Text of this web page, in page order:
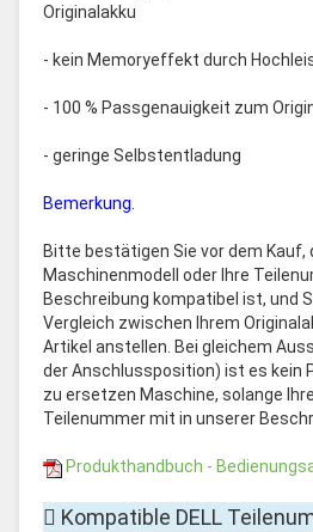
Originalakku
- kein Memoryeffekt durch
- 100 % Passgenauigkeit zum
- geringe Selbstentladung
Bemerkung.
Bitte bestätigen Sie vor dem Kauf,
Maschinenmodell oder Ihre
Beschreibung kompatibel ist, und
Vergleich zwischen Ihrem
Artikel anstellen. Bei gleichem
der Anschlussposition) ist es kein
zu ersetzen Maschine, solange
Teilenummer mit in unserer
Produkthandbuch -
Kompatible DELL